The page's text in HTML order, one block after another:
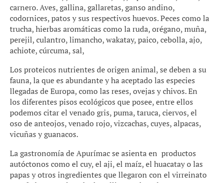
carnero. Aves, gallina, gallaretas, ganso andino,
codornices, patos y sus respectivos huevos. Peces como la
trucha, hierbas aromáticas como la ruda, orégano, muña,
perejil, culantro, limancho, wakatay, paico, cebolla, ajo,
achiote, cúrcuma, sal,
Los proteicos nutrientes de origen animal, se deben a su
fauna, la que es abundante y ha aceptado las especies
llegadas de Europa, como las reses, ovejas y chivos. En
los diferentes pisos ecológicos que posee, entre ellos
podemos citar el venado gris, puma, taruca, ciervos, el
oso de anteojos, venado rojo, vizcachas, cuyes, alpacas,
vicuñas y guanacos.
La gastronomía de Apurímac se asienta en productos
autóctonos como el cuy, el aji, el maíz, el huacatay o las
papas y otros ingredientes que llegaron con el virreinato